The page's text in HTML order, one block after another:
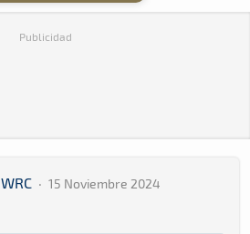
Publicidad
WRC · 15 Noviembre 2024